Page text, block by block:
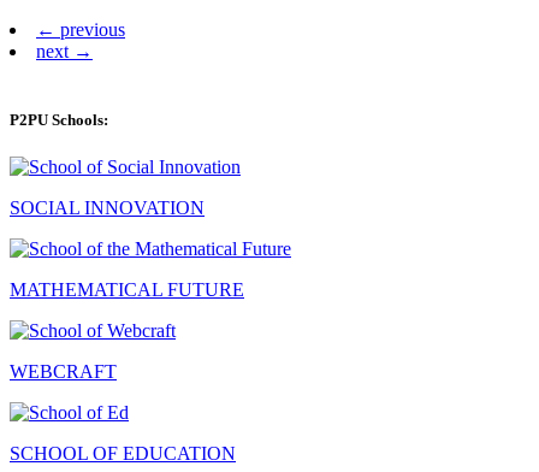
← previous
next →
P2PU Schools:
SOCIAL INNOVATION
MATHEMATICAL FUTURE
WEBCRAFT
SCHOOL OF EDUCATION